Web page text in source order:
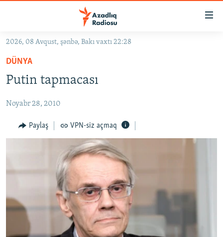
Əsas
qayıt
Əsas
qayıt
KORRUPSIOMETR
#ƏSLINDƏ
FƏRQƏ BAX
MULTIMEDIA
FOTOQALEREYA
İNFOQRAFIKA
RADIO ARXIV
OXU ZALI
AZƏRBAYCAN ƏDƏBIYYATI KITABXANASI
HAQQIMIZDA
MISSIYAMIZ
2026, 08 Avqust, şənbə, Bakı vaxtı 22:28
DÜNYA
Putin tapmacası
Noyabr 28, 2010
Paylaş VPN-siz açmaq